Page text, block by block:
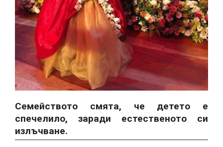
Семейството смята, че детето е
спечелило, заради естественото си
излъчване.